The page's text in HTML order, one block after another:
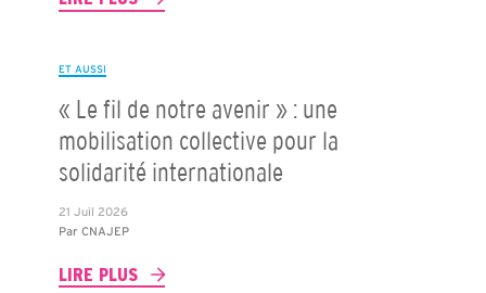
ET AUSSI
« Le fil de notre avenir » : une
mobilisation collective pour la
solidarité internationale
21 Juil 2026
Par CNAJEP
LIRE PLUS